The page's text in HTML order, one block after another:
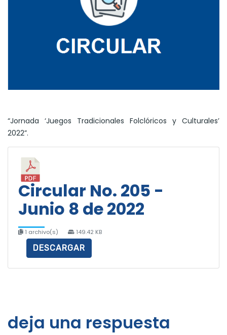
“Jornada ‘Juegos Tradicionales Folclóricos y Culturales’
2022”.
Circular No. 205 -
Junio 8 de 2022
1 archivo(s) 149.42 KB
DESCARGAR
deja una respuesta